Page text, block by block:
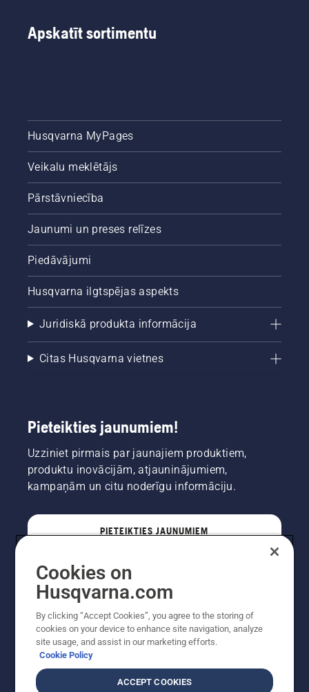
Apskatīt sortimentu
Husqvarna MyPages
Veikalu meklētājs
Pārstāvniecība
Jaunumi un preses relīzes
Piedāvājumi
Husqvarna ilgtspējas aspekts
Juridiskā produkta informācija
Citas Husqvarna vietnes
Pieteikties jaunumiem!
Uzziniet pirmais par jaunajiem produktiem,
produktu inovācijām, atjauninājumiem,
kampaņām un citu noderīgu informāciju.
PIETEIKTIES JAUNUMIEM
PROFESIONĀLIS
Cookies on
Husqvarna.com
By clicking “Accept Cookies”, you agree to the storing of
cookies on your device to enhance site navigation, analyze
site usage, and assist in our marketing efforts.
Cookie Policy
ACCEPT COOKIES